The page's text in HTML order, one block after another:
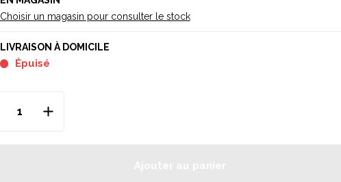
Choisir un magasin pour consulter le stock
LIVRAISON À DOMICILE
Épuisé